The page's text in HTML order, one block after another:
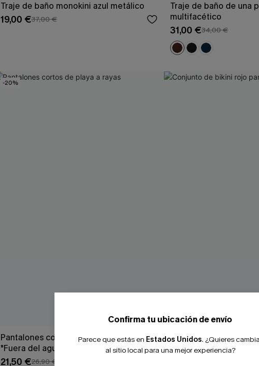
Traje de baño monokini azul metálico
19,00 €37,00 €
Traje de baño de una
multifacético
31,00 €34,00 €
-20%
Pantalones cortos de playa a rayas
"Fuera del agua"
21,50 €26,90 €
Conjunto de bikini rojo
escapada
Confirma tu ubicación de envío
Parece que estás en Estados Unidos. ¿Quieres
al sitio local para una mejor experiencia?
-10% extra